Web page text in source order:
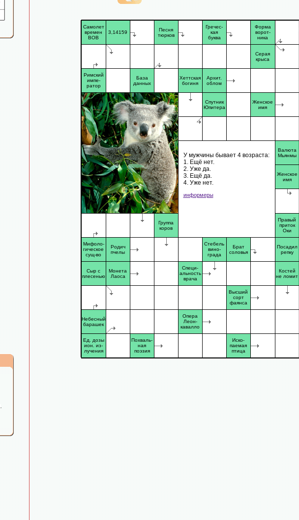
Самолет
времен
ВОВ
3,14159
Песня
тюрков
Гречес-
кая
буква
Форма
ворот-
ника
Серая
крыса
Римский
импе-
ратор
База
данных
Хеттская
богиня
Архит.
облом
Спутник
Юпитера
Женское
имя
У мужчины бывает 4 возраста:
1. Ещё нет.
2. Уже да.
3. Ещё да.
4. Уже нет.
информеры
Валюта
Мьянмы
Женское
имя
Группа
коров
Правый
приток
Оки
Мифоло-
гическое
сущ-во
Родич
пчелы
Стебель
вино-
града
Брат
соловья
Посадил
репку
Сыр с
плесенью
Монета
Лаоса
Специ-
альность
врача
Костей
не ломит
Высший
сорт
фаянса
Небесный
барашек
Опера
Леон-
кавалло
Ед. дозы
ион. из-
лучения
Похваль-
ная
поэзия
Иско-
паемая
птица